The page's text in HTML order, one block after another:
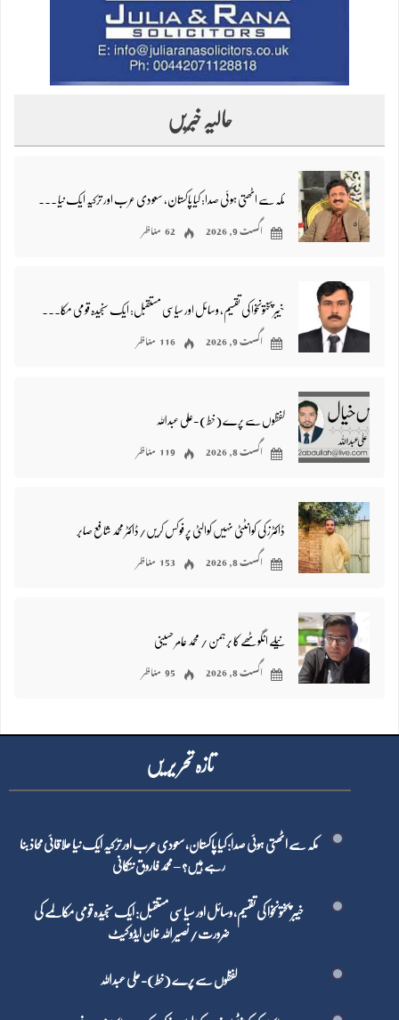
حالیہ خبریں
اگست 9, 2026 62 مناظر
اگست 9, 2026 116 مناظر
لفظوں سے پرے (خط)-علی عبداللہ
اگست 8, 2026 119 مناظر
ڈاکٹرز کی کوانٹٹی نہیں کوالٹی پر فوکس کریں/ڈاکٹر محمد شافع صابر
اگست 8, 2026 153 مناظر
نیلے انگوٹھے کا برہمن / محمد عامر حسینی
اگست 8, 2026 95 مناظر
تازہ تحر یر یں
مکہ سے اٹھتی ہوئی صدا: کیا پاکستان، سعودی عرب اور ترکیہ ایک نیا علاقائی محاذ بنا
رہے ہیں؟ – محمد فاروق نتکانی
خیبر پختونخوا کی تقسیم، وسائل اور سیاسی مستقبل: ایک سنجیدہ قومی مکالمے کی
ضرورت/ نصیر اللہ خان ایڈوکیٹ
لفظوں سے پرے (خط)-علی عبداللہ